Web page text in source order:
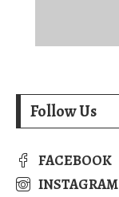
Follow Us
FACEBOOK
INSTAGRAM